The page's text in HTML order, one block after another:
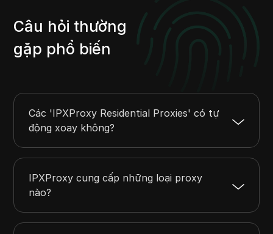
Câu hỏi thường
gặp phổ biến
Các 'IPXProxy Residential Proxies' có tự
động xoay không?
IPXProxy cung cấp những loại proxy
nào?